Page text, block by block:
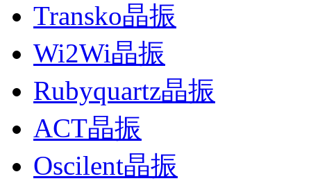
Transko晶振
Wi2Wi晶振
Rubyquartz晶振
ACT晶振
Oscilent晶振